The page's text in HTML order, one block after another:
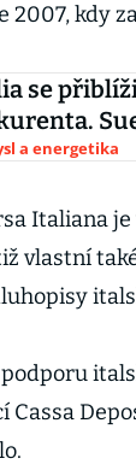
2007, kdy
se
a energetika
Italiana
vlastní